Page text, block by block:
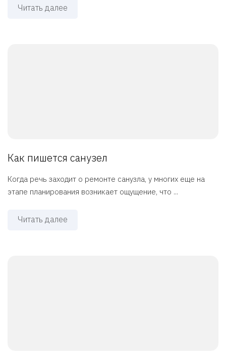
Читать далее
Как пишется санузел
Когда речь заходит о ремонте санузла, у многих еще на
этапе планирования возникает ощущение, что ...
Читать далее